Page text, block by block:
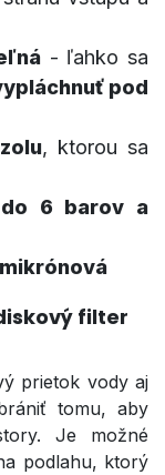
- ľahko sa
pod
, ktorou sa
do 6 barov a
filter
prietok vody aj
tomu, aby
Je možné
podlahu, ktorý